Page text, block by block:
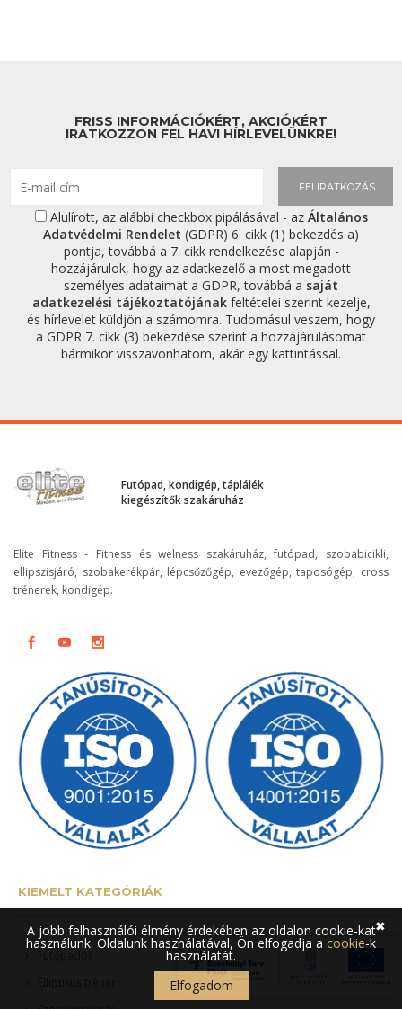
FRISS INFORMÁCIÓKÉRT, AKCIÓKÉRT
IRATKOZZON FEL HAVI HÍRLEVELÜNKRE!
FELIRATKOZÁS
Alulírott, az alábbi checkbox pipálásával - az Általános
Adatvédelmi Rendelet (GDPR) 6. cikk (1) bekezdés a)
pontja, továbbá a 7. cikk rendelkezése alapján -
hozzájárulok, hogy az adatkezelő a most megadott
személyes adataimat a GDPR, továbbá a saját
adatkezelési tájékoztatójánakfeltételei szerint kezelje,
és hírlevelet küldjön a számomra. Tudomásul veszem, hogy
a GDPR 7. cikk (3) bekezdése szerint a hozzájárulásomat
bármikor visszavonhatom, akár egy kattintással.
Futópad, kondigép, táplálék
kiegészítők szakáruház
Elite Fitness - Fitness és welness szakáruház, futópad, szobabicikli,
ellipszisjáró, szobakerékpár, lépcsőzőgép, evezőgép, taposógép, cross
trénerek, kondigép.
KIEMELT KATEGÓRIÁK
A jobb felhasználói élmény érdekében az oldalon cookie-kat
használunk. Oldalunk használatával, Ön elfogadja a cookie-k
használatát.
Elfogadom
✖